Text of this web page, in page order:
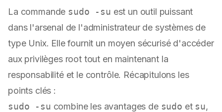
La commande sudo -su est un outil puissant
dans l'arsenal de l'administrateur de systèmes de
type Unix. Elle fournit un moyen sécurisé d'accéder
aux privilèges root tout en maintenant la
responsabilité et le contrôle. Récapitulons les
points clés :
sudo -su combine les avantages de sudo et su,